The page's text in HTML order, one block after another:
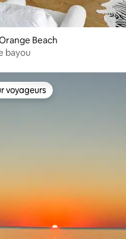
Beach
bayou
les plus appréciés
voyageurs